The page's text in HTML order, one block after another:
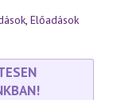
, Előadások